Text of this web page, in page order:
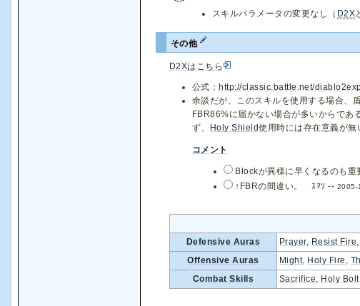
スキルパラメータの変更なし（ D2X
その他
D2Xはこちら
公式： http://classic.battle.net/
余談だが、このスキルを使用する場合、
FBR86%に届かない場合が多いからであ
ず、
Holy Shield使用時には存在意義が無
コメント
Blockが異様に早くなるのも
↑FBRの間違い。 ｽﾏｿ -- 2005-
Defensive Auras
Prayer, Resist Fire,
Offensive Auras
Might, Holy Fire ,
Combat Skills
Sacrifice, Holy Bolt